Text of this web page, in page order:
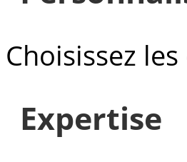
Choisissez
Expertise